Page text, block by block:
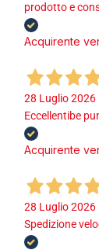
prodotto e
Acquirente
28 Luglio 2026
Eccellentibe
Acquirente
28 Luglio 2026
Spedizione